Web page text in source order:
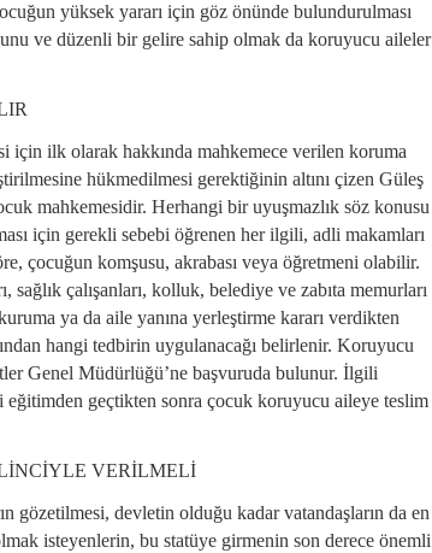
yüksek yararı için göz önünde bulundurulması
ve düzenli bir gelire sahip olmak da koruyucu aileler
için ilk olarak hakkında mahkemece verilen koruma
hükmedilmesi gerektiğinin altını çizen Güleş
mahkemesidir. Herhangi bir uyuşmazlık söz konusu
için gerekli sebebi öğrenen her ilgili, adli makamları
çocuğun komşusu, akrabası veya öğretmeni olabilir.
çalışanları, kolluk, belediye ve zabıta memurları
ya da aile yanına yerleştirme kararı verdikten
hangi tedbirin uygulanacağı belirlenir. Koruyucu
Genel Müdürlüğü’ne başvuruda bulunur. İlgili
geçtikten sonra çocuk koruyucu aileye teslim
VERİLMELİ
gözetilmesi, devletin olduğu kadar vatandaşların da en
isteyenlerin, bu statüye girmenin son derece önemli